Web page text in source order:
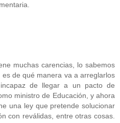
muchas carencias, lo sabemos
de qué manera va a arreglarlos
de llegar a un pacto de
ministro de Educación, y ahora
una ley que pretende solucionar
con reválidas, entre otras cosas.